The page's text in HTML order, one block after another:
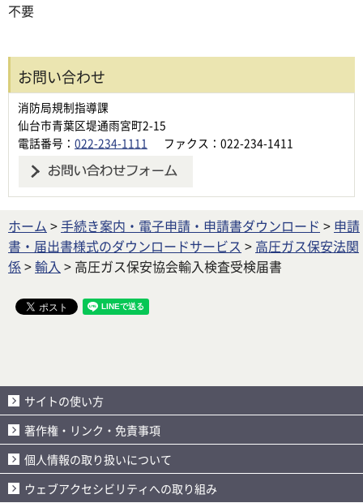
不要
お問い合わせ
消防局規制指導課
仙台市青葉区堤通雨宮町2-15
電話番号： 022-234-1111 ファクス：022-234-1411
ホーム >手続き案内・電子申請・申請書ダウンロード > 申請
書・届出書様式のダウンロードサービス > 高圧ガス保安法関
係>輸入 > 高圧ガス保安協会輸入検査受検届書
サイトの使い方
著作権・リンク・免責事項
個人情報の取り扱いについて
ウェブアクセシビリティへの取り組み